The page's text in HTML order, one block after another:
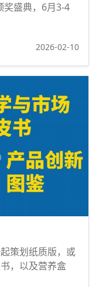
奖盛典，6月3-4
2026-02-10
策划纸质版，或
，以及营养盒